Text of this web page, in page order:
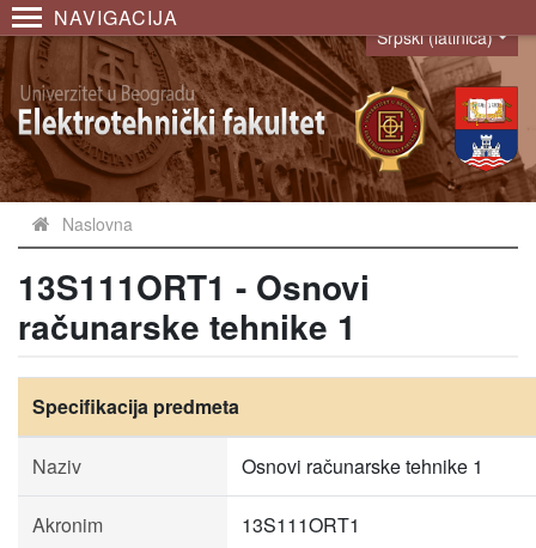
NAVIGACIJA
Language
Srpski (latinica)
Naslovna
13S111ORT1 - Osnovi
računarske tehnike 1
Specifikacija predmeta
Naziv Osnovi računarske tehnike 1
Akronim 13S111ORT1